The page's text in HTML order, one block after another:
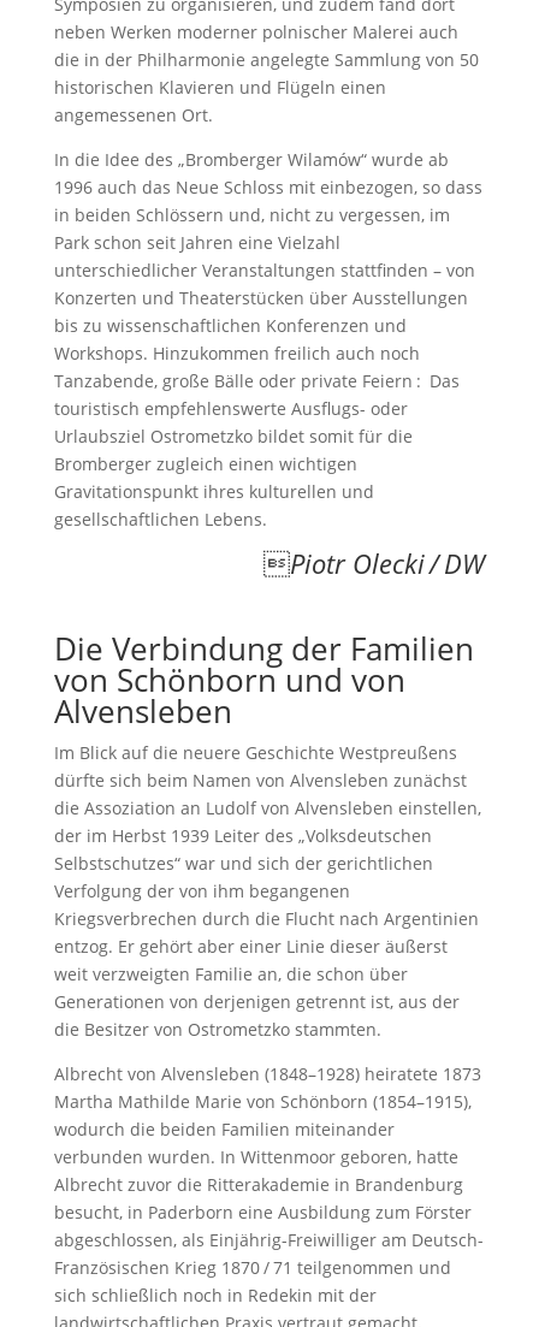
Symposien zu organisieren, und zudem fand dort
neben Werken moderner polnischer Malerei auch
die in der Philharmonie angelegte Sammlung von 50
historischen Klavieren und Flügeln einen
angemessenen Ort.
In die Idee des „Bromberger Wilamów“ wurde ab
1996 auch das Neue Schloss mit einbezogen, so dass
in beiden Schlössern und, nicht zu vergessen, im
Park schon seit Jahren eine Vielzahl
unterschiedlicher Veranstaltungen stattfinden – von
Konzerten und Theaterstücken über Ausstellungen
bis zu wissenschaftlichen Konferenzen und
Workshops. Hinzukommen freilich auch noch
Tanzabende, große Bälle oder private Feiern : Das
touristisch empfehlenswerte Ausflugs- oder
Urlaubsziel Ostrometzko bildet somit für die
Bromberger zugleich einen wichtigen
Gravitationspunkt ihres kulturellen und
gesellschaftlichen Lebens.
Piotr Olecki / DW
Die Verbindung der Familien
von Schönborn und von
Alvensleben
Im Blick auf die neuere Geschichte Westpreußens
dürfte sich beim Namen von Alvensleben zunächst
die Assoziation an Ludolf von Alvensleben einstellen,
der im Herbst 1939 Leiter des „Volksdeutschen
Selbstschutzes“ war und sich der gerichtlichen
Verfolgung der von ihm begangenen
Kriegsverbrechen durch die Flucht nach Argentinien
entzog. Er gehört aber einer Linie dieser äußerst
weit verzweigten Familie an, die schon über
Generationen von derjenigen getrennt ist, aus der
die Besitzer von Ostrometzko stammten.
Albrecht von Alvensleben (1848–1928) heiratete 1873
Martha Mathilde Marie von Schönborn (1854–1915),
wodurch die beiden Familien miteinander
verbunden wurden. In Wittenmoor geboren, hatte
Albrecht zuvor die Ritterakademie in Brandenburg
besucht, in Paderborn eine Ausbildung zum Förster
abgeschlossen, als Einjährig-Freiwilliger am Deutsch-
Französischen Krieg 1870 / 71 teilgenommen und
sich schließlich noch in Redekin mit der